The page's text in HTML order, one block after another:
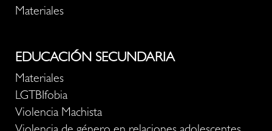
Materiales
EDUCACIÓN SECUNDARIA
Materiales
LGTBIfobia
Violencia Machista